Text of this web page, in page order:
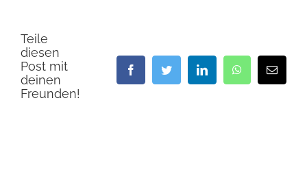
Teile
diesen
Post mit
deinen
Freunden!
FacebookTwitter LinkedIn WhatsApp
E-
Mail